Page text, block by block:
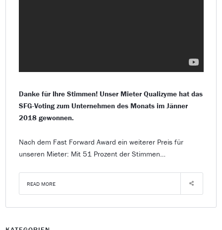
Danke für Ihre Stimmen! Unser Mieter Qualizyme hat das
SFG-Voting zum Unternehmen des Monats im Jänner
2018 gewonnen.
Nach dem Fast Forward Award ein weiterer Preis für
unseren Mieter: Mit 51 Prozent der Stimmen…
READ MORE